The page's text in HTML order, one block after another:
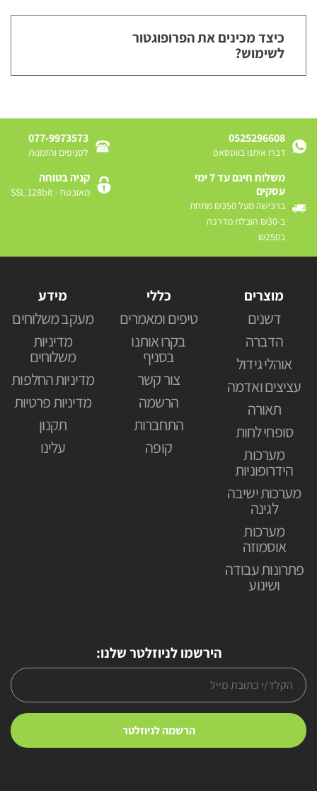
כיצד מכינים את הפרופוגטור
לשימוש?
0525296608
דברו איתנו בווטסאפ
077-9973573
לסניפים והזמנות
משלוח חינם עד 7 ימי
עסקים
ברכישה מעל ₪350 מתחת
ב-₪30 הובלת מדרכה
ב₪250
קניה בטוחה
מאובטח - SSL 128bit
מוצרים
דשנים
הדברה
אוהלי גידול
עציצים ואדמה
תאורה
סופחי לחות
מערכות
הידרופוניות
מערכות ישיבה
לגינה
מערכות
אוסמוזה
פתרונות עבודה
ושינוע
כללי
טיפים ומאמרים
בקרו אותנו
בסניף
צור קשר
הרשמה
התחברות
קופה
מידע
מעקב משלוחים
מדיניות
משלוחים
מדיניות החלפות
מדיניות פרטיות
תקנון
עלינו
הירשמו לניוזלטר שלנו: